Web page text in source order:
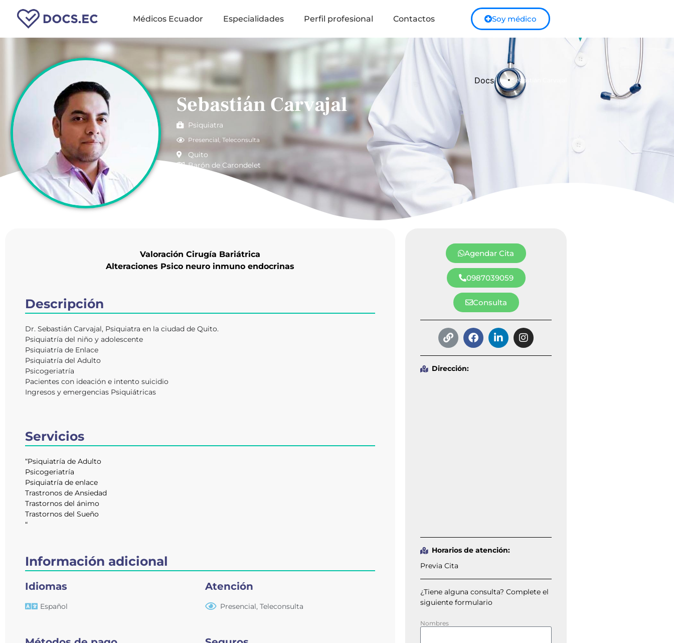
Médicos Ecuador Especialidades Perfil profesional Contactos Soy médico
Docs > Sebastián Carvajal
Sebastián Carvajal
Psiquiatra
Presencial Teleconsulta
Quito
Barón de Carondelet
Valoración Cirugía Bariátrica
Alteraciones Psico neuro inmuno endocrinas
Descripción
Dr. Sebastián Carvajal, Psiquiatra en la ciudad de Quito.
Psiquiatría del niño y adolescente
Psiquiatría de Enlace
Psiquiatría del Adulto
Psicogeriatría
Pacientes con ideación e intento suicidio
Ingresos y emergencias Psiquiátricas
Servicios
“Psiquiatría de Adulto
Psicogeriatría
Psiquiatría de enlace
Trastronos de Ansiedad
Trastornos del ánimo
Trastornos del Sueño
“
Información adicional
Idiomas
Español
Atención
Presencial, Teleconsulta
Agendar Cita
0987039059
Consulta
Dirección:
Horarios de atención:
Previa Cita
¿Tiene alguna consulta? Complete el
siguiente formulario
Nombres